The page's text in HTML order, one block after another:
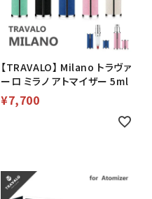
【TRAVALO】 Milano トラヴァ
ーロ ミラノ アトマイザー 5ml
¥7,700